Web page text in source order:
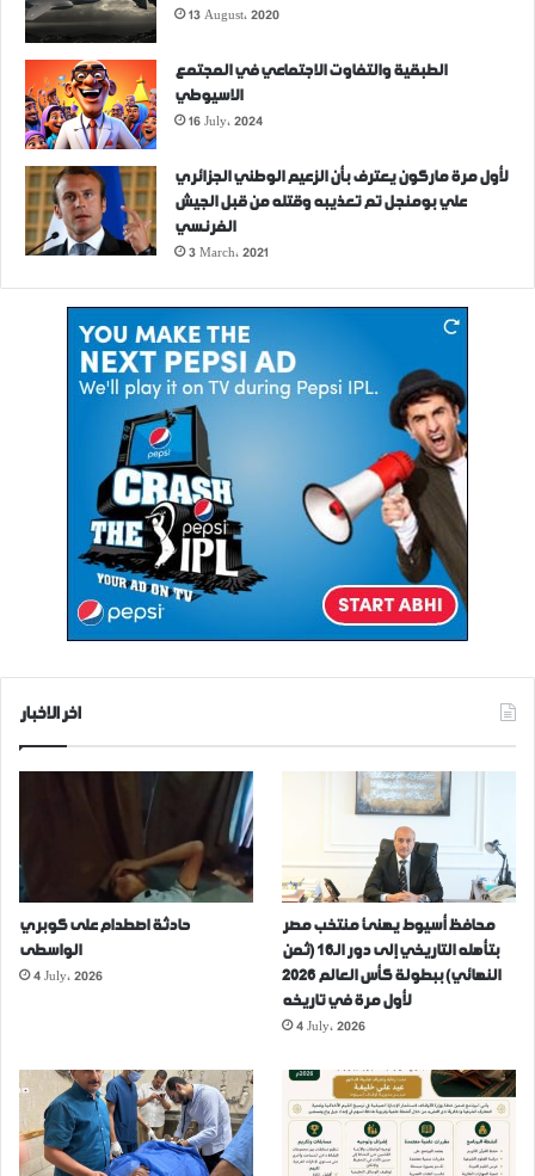
13 August، 2020
الطبقية والتفاوت الاجتماعي في المجتمع
الاسيوطي
16 July، 2024
لأول مرة ماركون يعترف بأن الزعيم الوطني الجزائري
علي بومنجل تم تعذيبه وقتله من قبل الجيش
الفرنسي
3 March، 2021
اخر الاخبار
حادثة اصطدام على كوبري
الواسطى
4 July، 2026
محافظ أسيوط يهنئ منتخب مصر
بتأهله التاريخي إلى دور الـ16 (ثمن
النهائي) ببطولة كأس العالم 2026
لأول مرة في تاريخه
4 July، 2026